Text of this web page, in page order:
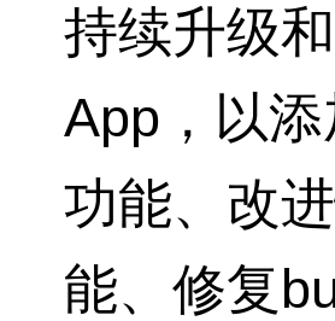
持续升级
App，以
功能、改
能、修复